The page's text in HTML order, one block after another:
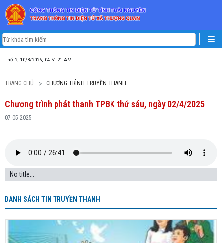
Thứ 2, 10/8/2026, 04:51:21 AM
TRANG CHỦ CHƯƠNG TRÌNH TRUYỀN THANH
Chương trình phát thanh TPBK thứ sáu, ngày 02/4/2025
07-05-2025
No title...
DANH SÁCH TIN TRUYỀN THANH